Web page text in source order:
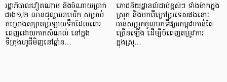
រដ្ឋាភិបាលវៀតណាម នឹងចំណាយប្រាក់
ជាង១,២ លានដុល្លារអាមេរិក សម្រាប់
គម្រោងសម្អាតប្រឡាយទឹកដែលពោរ
ពេញដោយកាកសំណល់ នៅក្នុង
ទីក្រុងហូជីមិញនៅឆ្នាំន…
ភោជនីយដ្ឋានលំដាប់ខ្ពស់ៗ ទាំងម៉ាកក្នុង
ស្រុក និងមកពីក្រៅប្រទេសផងនោះ
បានសម្រុកចូលមកទីផ្សារកម្ពុជាកាន់តែ
ច្រើនឡើង ដើម្បីបំពេញតម្រូវការ
ក្នុងស្រុ…